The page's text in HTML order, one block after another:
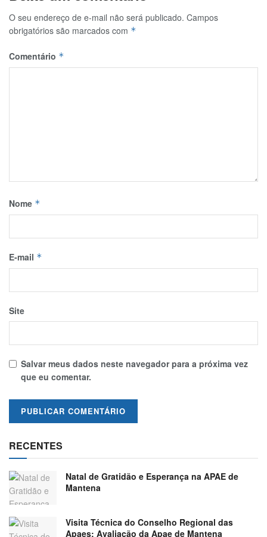
O seu endereço de e-mail não será publicado. Campos
obrigatórios são marcados com *
Comentário *
Nome *
E-mail *
Site
Salvar meus dados neste navegador para a próxima vez
que eu comentar.
RECENTES
Natal de Gratidão e Esperança na APAE de
Mantena
Visita Técnica do Conselho Regional das
Apaes: Avaliação da Apae de Mantena